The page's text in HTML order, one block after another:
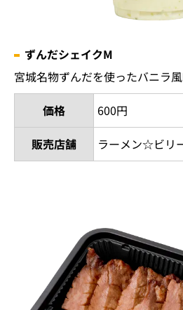
ずんだシェイクM
宮城名物ずんだを使ったバニラ
価格
600円
販売店舗
ラーメン☆ビリ